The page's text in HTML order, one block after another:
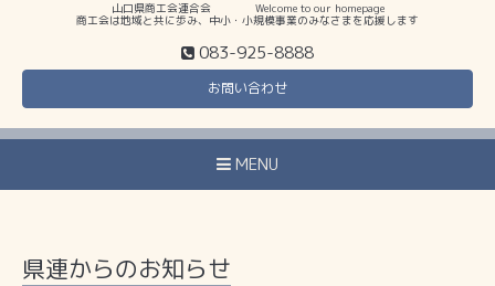
山口県商工会連合会 Welcome to our homepage
商工会は地域と共に歩み、中小・小規模事業のみなさまを応援します
083-925-8888
お問い合わせ
MENU
県連からのお知らせ